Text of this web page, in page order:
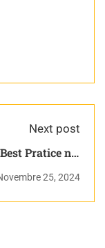
Next post
Best Pratice nei
con prestashop
vol. 3 – livello
25, 2024